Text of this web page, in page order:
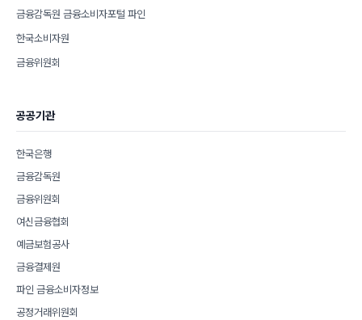
금융감독원 금융소비자포털 파인
한국소비자원
금융위원회
공공기관
한국은행
금융감독원
금융위원회
여신금융협회
예금보험공사
금융결제원
파인 금융소비자정보
공정거래위원회